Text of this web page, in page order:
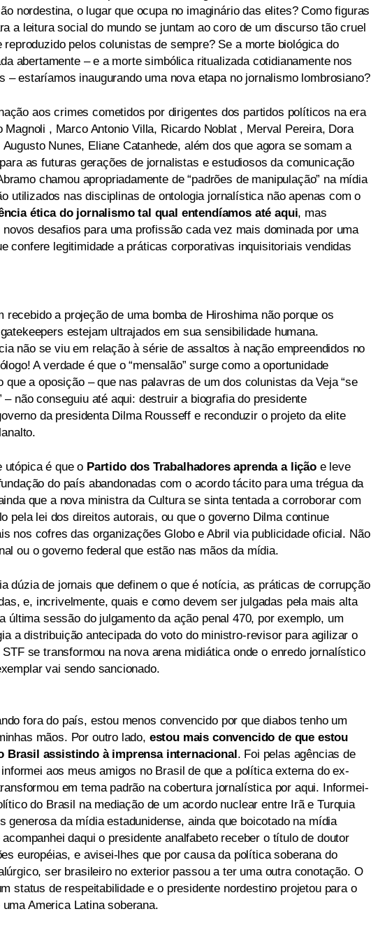
nordestina, o lugar que ocupa no imaginário das elites? Como figuras
a leitura social do mundo se juntam ao coro de um discurso tão cruel
pelos colunistas de sempre? Se a morte biológica do
abertamente – e a morte simbólica ritualizada cotidianamente nos
– estaríamos inaugurando uma nova etapa no jornalismo lombrosiano?
aos crimes cometidos por dirigentes dos partidos políticos na era
Magnoli , Marco Antonio Villa, Ricardo Noblat , Merval Pereira, Dora
Nunes, Eliane Catanhede, além dos que agora se somam a
as futuras gerações de jornalistas e estudiosos da comunicação
chamou apropriadamente de “padrões de manipulação” na mídia
utilizados nas disciplinas de ontologia jornalística não apenas com o
ética do jornalismo tal qual entendíamos até aqui, mas
desafios para uma profissão cada vez mais dominada por uma
confere legitimidade a práticas corporativas inquisitoriais vendidas
recebido a projeção de uma bomba de Hiroshima não porque os
estejam ultrajados em sua sensibilidade humana.
não se viu em relação à série de assaltos à nação empreendidos no
A verdade é que o “mensalão” surge como a oportunidade
que a oposição – que nas palavras de um dos colunistas da Veja “se
– não conseguiu até aqui: destruir a biografia do presidente
da presidenta Dilma Rousseff e reconduzir o projeto da elite
utópica é que o Partido dos Trabalhadores aprenda a liçãoe leve
do país abandonadas com o acordo tácito para uma trégua da
que a nova ministra da Cultura se sinta tentada a corroborar com
pela lei dos direitos autorais, ou que o governo Dilma continue
nos cofres das organizações Globo e Abril via publicidade oficial. Não
ou o governo federal que estão nas mãos da mídia.
dúzia de jornais que definem o que é notícia, as práticas de corrupção
e, incrivelmente, quais e como devem ser julgadas pela mais alta
última sessão do julgamento da ação penal 470, por exemplo, um
a distribuição antecipada do voto do ministro-revisor para agilizar o
se transformou na nova arena midiática onde o enredo jornalístico
vai sendo sancionado.
fora do país, estou menos convencido por que diabos tenho um
mãos. Por outro lado, estou mais convencido de que estou
Brasil assistindo à imprensa internacional. Foi pelas agências de
aos meus amigos no Brasil de que a política externa do ex-
em tema padrão na cobertura jornalística por aqui. Informei-
do Brasil na mediação de um acordo nuclear entre Irã e Turquia
generosa da mídia estadunidense, ainda que boicotado na mídia
daqui o presidente analfabeto receber o título de doutor
européias, e avisei-lhes que por causa da política soberana do
ser brasileiro no exterior passou a ter uma outra conotação. O
status de respeitabilidade e o presidente nordestino projetou para o
America Latina soberana.